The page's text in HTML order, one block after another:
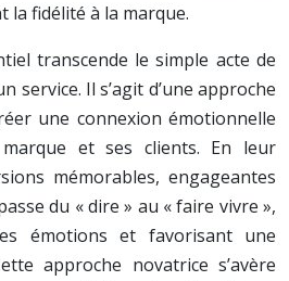
la fidélité à la marque.
transcende le simple acte de
service. Il s’agit d’une approche
une connexion émotionnelle
et ses clients. En leur
mémorables, engageantes
du « dire » au « faire vivre »,
émotions et favorisant une
approche novatrice s’avère